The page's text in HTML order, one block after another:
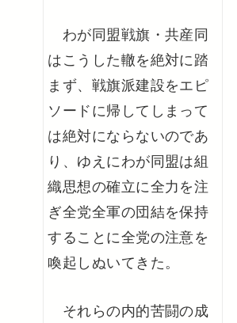
わが同盟戦旗・共産同
はこうした轍を絶対に踏
まず、戦旗派建設をエピ
ソードに帰してしまって
は絶対にならないのであ
り、ゆえにわが同盟は組
織思想の確立に全力を注
ぎ全党全軍の団結を保持
することに全党の注意を
喚起しぬいてきた。
それらの内的苦闘の成